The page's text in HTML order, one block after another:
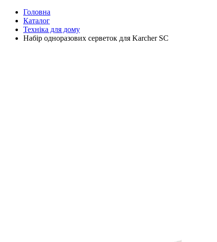
Головна
Каталог
Техніка для дому
Набір одноразових серветок для Karcher SC